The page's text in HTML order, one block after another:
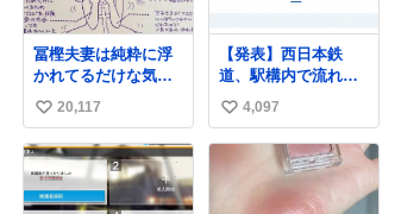
冨樫夫妻は純粋に浮
かれてるだけな気が
するな〜 全アはここ
に自分の市場価値的
なものを上乗せする
ので、 すっぴん＆寝
起きのボサボサ頭で
も「今日も可愛い
い
い
ね
数
20,117
【発表】西日本鉄
道、駅構内で流れ
た“不適切音声”に声
明「被害届も検討」
news.livedoor.com/
article/detail… 4日に
西鉄福岡（天神）駅
および薬院駅で発生
い
い
ね
4,097